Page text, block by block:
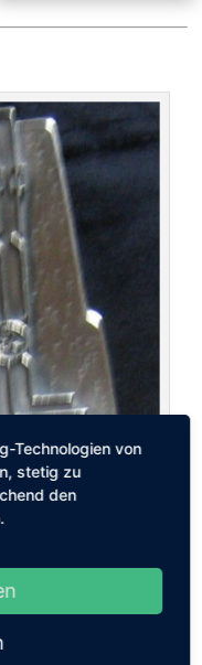
Technologien von
stetig zu
den